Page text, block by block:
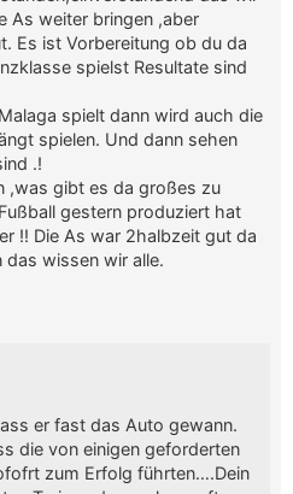
As weiter bringen ,aber
Es ist Vorbereitung ob du da
spielst Resultate sind
spielt dann wird auch die
spielen. Und dann sehen
.!
,was gibt es da großes zu
gestern produziert hat
!! Die As war 2halbzeit gut da
wissen wir alle.
er fast das Auto gewann.
die von einigen geforderten
zum Erfolg führten….Dein